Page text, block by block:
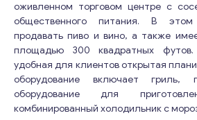
оживленном торговом центре с
общественного питания. В
продавать пиво и вино, а также
площадью 300 квадратных
удобная для клиентов открытая
оборудование включает гриль,
оборудование для
комбинированный холодильник с